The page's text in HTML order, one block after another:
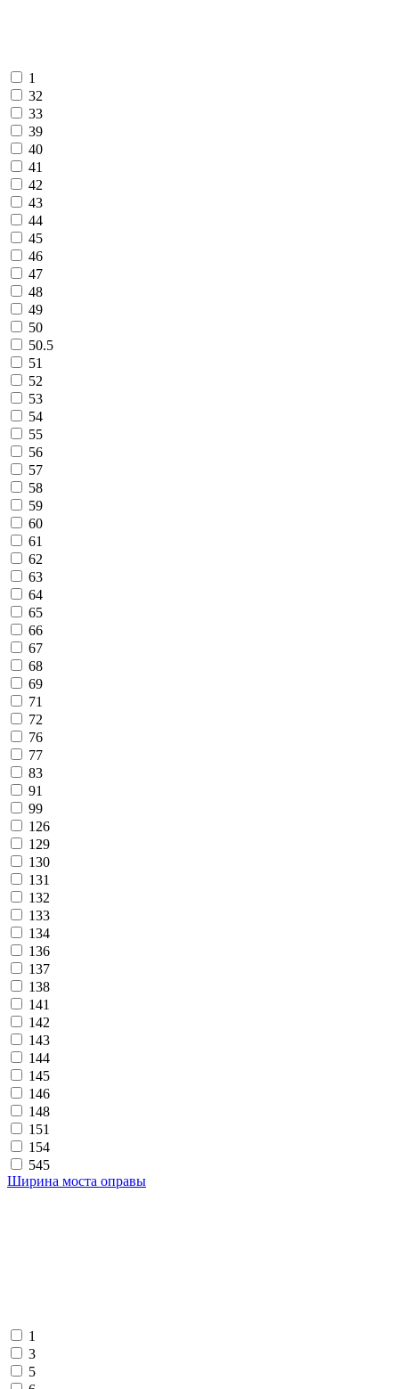
1
32
33
39
40
41
42
43
44
45
46
47
48
49
50
50.5
51
52
53
54
55
56
57
58
59
60
61
62
63
64
65
66
67
68
69
71
72
76
77
83
91
99
126
129
130
131
132
133
134
136
137
138
141
142
143
144
145
146
148
151
154
545
Ширина моста оправы
1
3
5